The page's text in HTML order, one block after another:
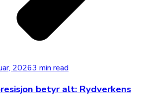
20263 min read
betyr alt: Rydverkens